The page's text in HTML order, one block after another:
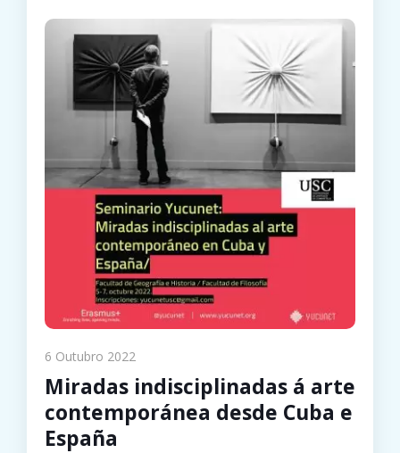
6 Outubro 2022
Miradas indisciplinadas á arte
contemporánea desde Cuba e
España